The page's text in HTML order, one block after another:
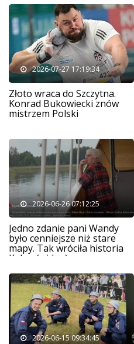
2026-07-27 17:19:34
Złoto wraca do Szczytna.
Konrad Bukowiecki znów
mistrzem Polski
2026-06-26 07:12:25
Jedno zdanie pani Wandy
było cenniejsze niż stare
mapy. Tak wróciła historia
Kalwy (wideo)
2026-06-15 09:34:45